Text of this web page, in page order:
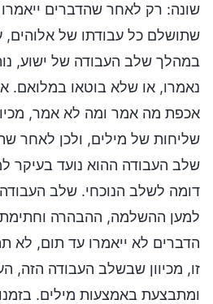
שונה: רק לאחר שהדברים
שתושלם כל עבודתו של אלוהים,
במהלך שלב העבודה של ישוע,
נאמרו, או שלא בוטאו במלואם.
אכפת מה אמר ומה לא אמר,
שליחות של מילים, ולכן לאחר
שלב העבודה ההוא נועד בעיקר
דומה לשלב הנוכחי. שלב העבודה
למען ההשלמה, ההבהרה
הדברים לא ייאמרו עד תום, לא
זו, מכיוון שבשלב העבודה הזה,
ומתבצעת באמצעות מילים.